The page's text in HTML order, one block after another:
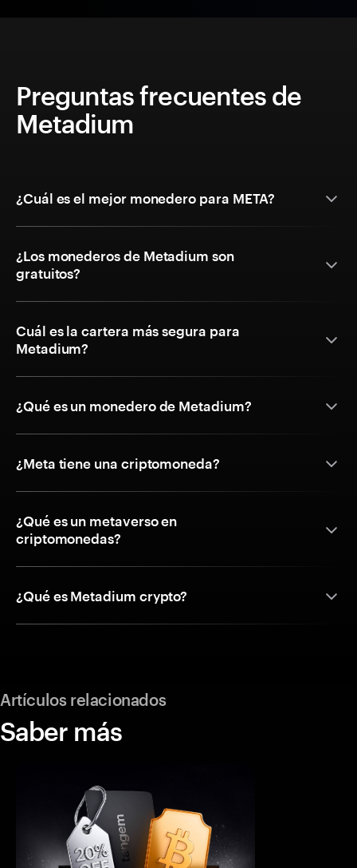
Preguntas frecuentes de
Metadium
¿Cuál es el mejor monedero para META?
¿Los monederos de Metadium son
gratuitos?
Cuál es la cartera más segura para
Metadium?
¿Qué es un monedero de Metadium?
¿Meta tiene una criptomoneda?
¿Qué es un metaverso en
criptomonedas?
¿Qué es Metadium crypto?
Artículos relacionados
Saber más